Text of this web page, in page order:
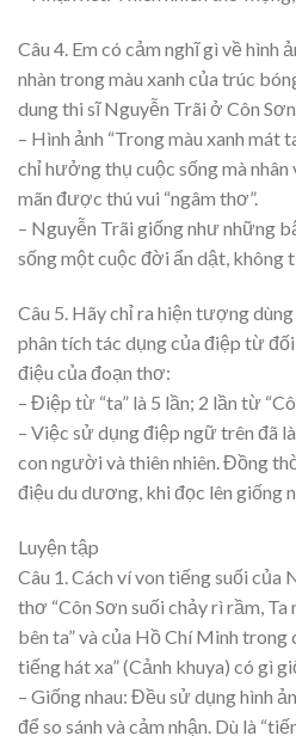
Câu 4. Em có cảm nghĩ gì về hình
nhàn trong màu xanh của trúc
dung thi sĩ Nguyễn Trãi ở Côn
– Hình ảnh “Trong màu xanh mát
chỉ hưởng thụ cuộc sống mà nhân
mãn được thú vui “ngâm thơ”.
– Nguyễn Trãi giống như những
sống một cuộc đời ẩn dật, không
Câu 5. Hãy chỉ ra hiện tượng
phân tích tác dụng của điệp từ
điệu của đoạn thơ:
– Điệp từ “ta” là 5 lần; 2 lần từ
– Việc sử dụng điệp ngữ trên đã
con người và thiên nhiên. Đồng
điệu du dương, khi đọc lên giống
Luyện tập
Câu 1. Cách ví von tiếng suối của
thơ “Côn Sơn suối chảy rì rầm,
bên ta” và của Hồ Chí Minh
tiếng hát xa” (Cảnh khuya) có gì
– Giống nhau: Đều sử dụng hình
để so sánh và cảm nhận. Dù là